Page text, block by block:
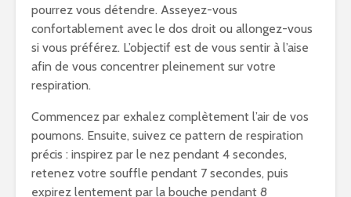
pourrez vous détendre. Asseyez-vous
confortablement avec le dos droit ou allongez-vous
si vous préférez. L’objectif est de vous sentir à l’aise
afin de vous concentrer pleinement sur votre
respiration.
Commencez par exhalez complètement l’air de vos
poumons. Ensuite, suivez ce pattern de respiration
précis : inspirez par le nez pendant 4 secondes,
retenez votre souffle pendant 7 secondes, puis
expirez lentement par la bouche pendant 8